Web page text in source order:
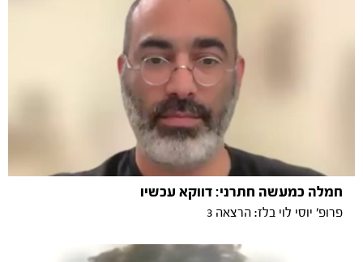
חמלה כמעשה חתרני: דווקא עכשיו
פרופ׳ יוסי לוי בלז: הרצאה 3